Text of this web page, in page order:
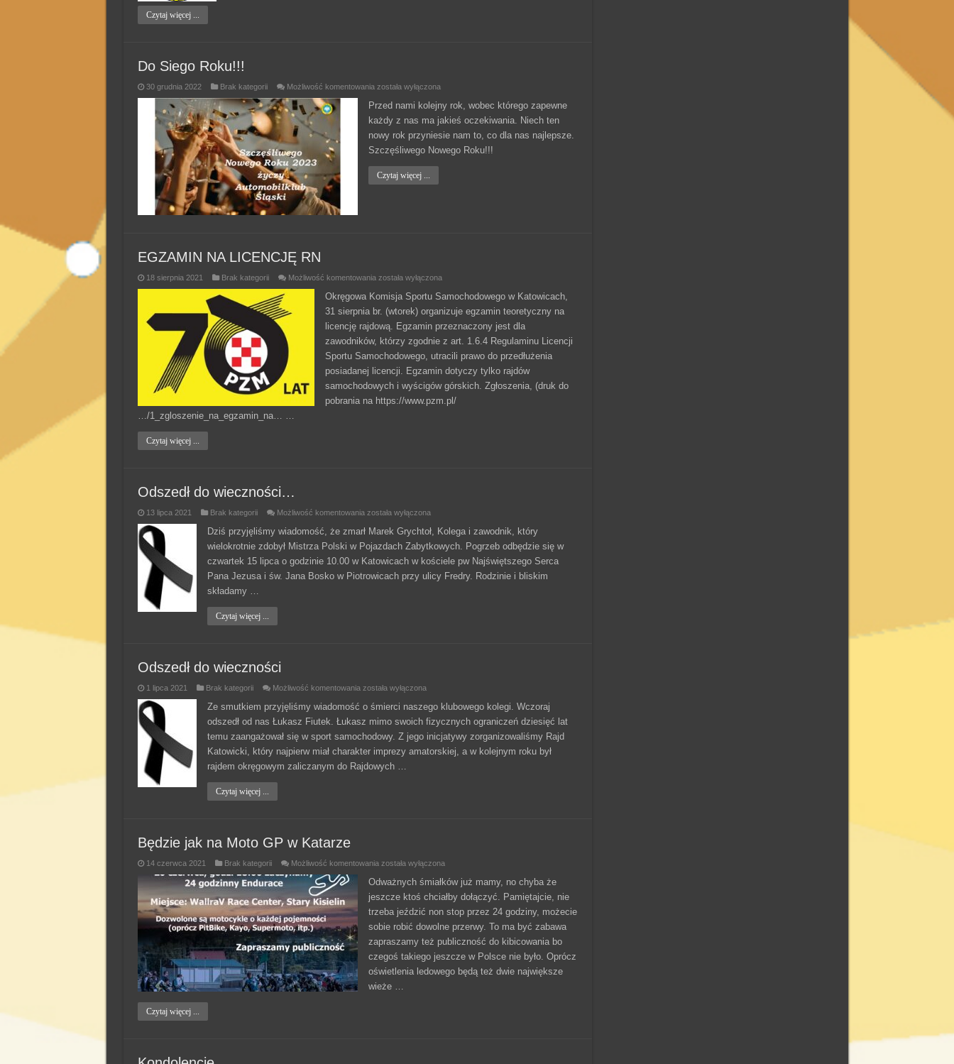
Czytaj więcej ...
Do Siego Roku!!!
30 grudnia 2022 Brak kategorii Możliwość komentowania Do
Roku!!!
została wyłączona
Przed nami kolejny rok, wobec którego zapewne
każdy z nas ma jakieś oczekiwania. Niech ten
nowy rok przyniesie nam to, co dla nas najlepsze.
Szczęśliwego Nowego Roku!!!
Czytaj więcej ...
EGZAMIN NA LICENCJĘ RN
18 sierpnia 2021 Brak kategorii Możliwość komentowania EGZAMIN
LICENCJĘ
RN
została wyłączona
Okręgowa Komisja Sportu Samochodowego w Katowicach,
31 sierpnia br. (wtorek) organizuje egzamin teoretyczny na
licencję rajdową. Egzamin przeznaczony jest dla
zawodników, którzy zgodnie z art. 1.6.4 Regulaminu Licencji
Sportu Samochodowego, utracili prawo do przedłużenia
posiadanej licencji. Egzamin dotyczy tylko rajdów
samochodowych i wyścigów górskich. Zgłoszenia, (druk do
pobrania na https://www.pzm.pl/
…/1_zgloszenie_na_egzamin_na… …
Czytaj więcej ...
Odszedł do wieczności…
13 lipca 2021 Brak kategorii Możliwość komentowania Odszedł
wieczności…
została wyłączona
Dziś przyjęliśmy wiadomość, że zmarł Marek Grychtoł, Kolega i zawodnik, który
wielokrotnie zdobył Mistrza Polski w Pojazdach Zabytkowych. Pogrzeb odbędzie się w
czwartek 15 lipca o godzinie 10.00 w Katowicach w kościele pw Najświętszego Serca
Pana Jezusa i św. Jana Bosko w Piotrowicach przy ulicy Fredry. Rodzinie i bliskim
składamy …
Czytaj więcej ...
Odszedł do wieczności
1 lipca 2021 Brak kategorii Możliwość komentowania Odszedł
wieczności
została wyłączona
Ze smutkiem przyjęliśmy wiadomość o śmierci naszego klubowego kolegi. Wczoraj
odszedł od nas Łukasz Fiutek. Łukasz mimo swoich fizycznych ograniczeń dziesięć lat
temu zaangażował się w sport samochodowy. Z jego inicjatywy zorganizowaliśmy Rajd
Katowicki, który najpierw miał charakter imprezy amatorskiej, a w kolejnym roku był
rajdem okręgowym zaliczanym do Rajdowych …
Czytaj więcej ...
Będzie jak na Moto GP w Katarze
14 czerwca 2021 Brak kategorii Możliwość komentowania Będzie
na
Moto
GP
Katarze
została wyłączona
Odważnych śmiałków już mamy, no chyba że
jeszcze ktoś chciałby dołączyć. Pamiętajcie, nie
trzeba jeździć non stop przez 24 godziny, możecie
sobie robić dowolne przerwy. To ma być zabawa
zapraszamy też publiczność do kibicowania bo
czegoś takiego jeszcze w Polsce nie było. Oprócz
oświetlenia ledowego będą też dwie największe
wieże …
Czytaj więcej ...